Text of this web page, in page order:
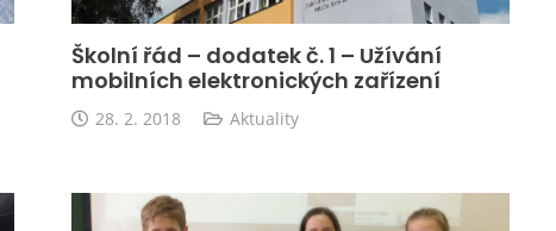
Školní řád – dodatek č. 1 – Užívání
mobilních elektronických zařízení
28. 2. 2018 Aktuality